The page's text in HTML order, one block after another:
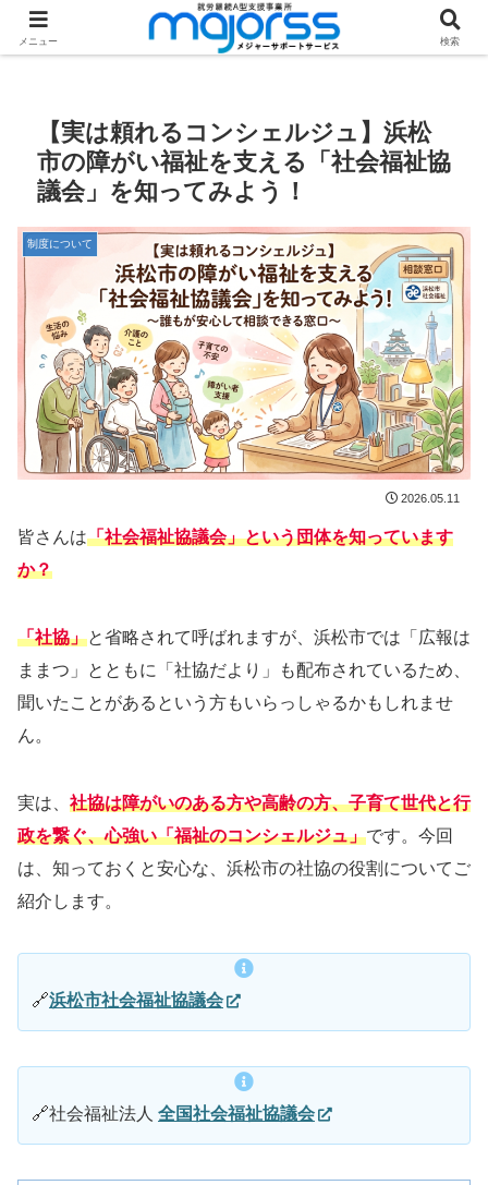
制度について
【実は頼れるコンシェルジュ】浜松
市の障がい福祉を支える「社会福祉協
議会」を知ってみよう！
制度について
2026.05.11
皆さんは「社会福祉協議会」という団体を知っています
か？
「社協」と省略されて呼ばれますが、浜松市では「広報は
ままつ」とともに「社協だより」も配布されているため、
聞いたことがあるという方もいらっしゃるかもしれませ
ん。
実は、 社協は障がいのある方や高齢の方、子育て世代と行
政を繋ぐ、心強い「福祉のコンシェルジュ」です。今回
は、知っておくと安心な、浜松市の社協の役割についてご
紹介します。
🔗浜松市社会福祉協議会
🔗社会福祉法人 全国社会福祉協議会
メニュー 検索